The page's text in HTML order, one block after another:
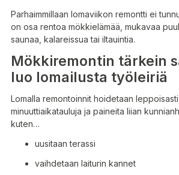
Parhaimmillaan lomaviikon remontti ei
on osa rentoa mökkielämää, mukavaa
saunaa, kalareissua tai iltauintia.
Mökkiremontin tärkein
luo lomailusta työleiriä
Lomalla remontoinnit hoidetaan
minuuttiaikatauluja ja paineita liian
kuten…
uusitaan terassi
vaihdetaan laiturin kannet